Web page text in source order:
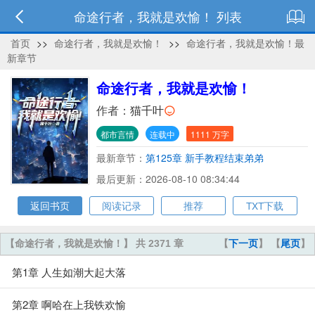
命途行者，我就是欢愉！ 列表
首页 >> 命途行者，我就是欢愉！ >> 命途行者，我就是欢愉！最
新章节
命途行者，我就是欢愉！
作者： 猫千叶
都市言情 连载中 1111 万字
最新章节： 第125章 新手教程结束弟弟
最后更新：2026-08-10 08:34:44
返回书页
阅读记录 推荐 TXT下载
【下一页】 【尾页】
【命途行者，我就是欢愉！】 共 2371 章
第1章 人生如潮大起大落
第2章 啊哈在上我铁欢愉